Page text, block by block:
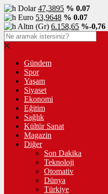
Dolar47,3895 % 0.07
Euro 53,9648 % 0.07
Altın (Gr) 6.158,65 %-0,76
Gündem
Spor
Yaşam
Siyaset
Ekonomi
Eğitim
Sağlık
Kültür Sanat
Magazin
Diğer
Son Dakika
Teknoloji
Otomativ
Dünya
Türkiye